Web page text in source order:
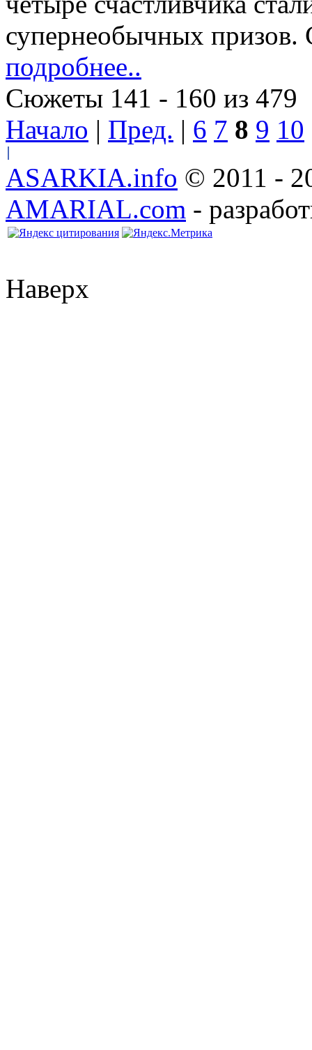
супернеобычных
подробнее..
Сюжеты 141 - 160 из 479
Начало | Пред. | 6 7 8 9 10
ASARKIA.info © 2011 -
AMARIAL.com -
Наверх